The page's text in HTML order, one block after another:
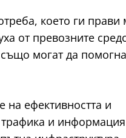
което ги прави
от превозните
могат да
на ефективността и
и